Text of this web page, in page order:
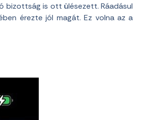
bizottság is ott ülésezett. Ráadásul
érezte jól magát. Ez volna az a